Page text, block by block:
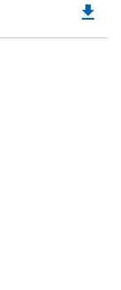
file_download